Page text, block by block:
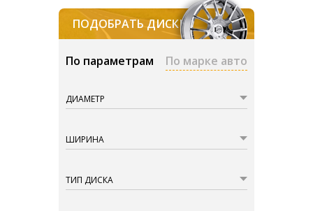
ПОДОБРАТЬ ДИСКИ
По параметрам По марке авто
ДИАМЕТР
ШИРИНА
ТИП ДИСКА